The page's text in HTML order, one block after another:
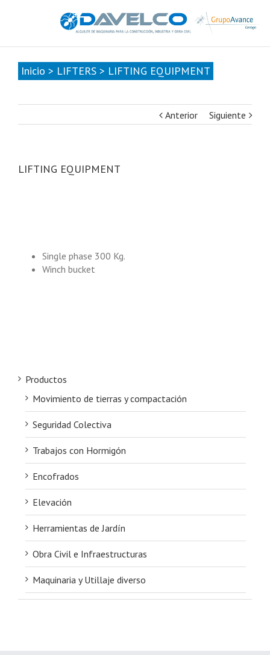
Inicio > LIFTERS > LIFTING EQUIPMENT
Anterior Siguiente
LIFTING EQUIPMENT
Single phase 300 Kg.
Winch bucket
Productos
Movimiento de tierras y compactación
Seguridad Colectiva
Trabajos con Hormigón
Encofrados
Elevación
Herramientas de Jardín
Obra Civil e Infraestructuras
Maquinaria y Utillaje diverso